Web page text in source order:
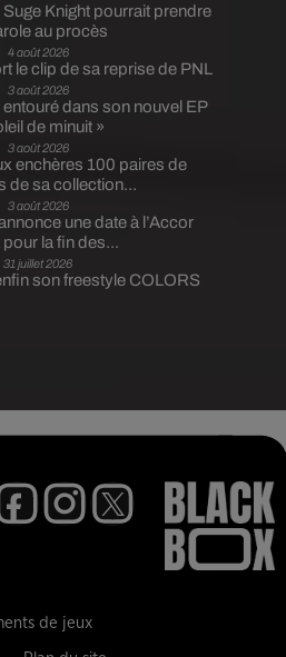
Knight pourrait prendre
au procès
4 août 2026
le clip de sa reprise de PNL
3 août 2026
entouré dans son nouvel EP
de minuit »
3 août 2026
enchères 100 paires de
de sa collection...
3 août 2026
une date à l’Accor
pour la fin des...
31 juillet 2026
son freestyle COLORS
de jeux